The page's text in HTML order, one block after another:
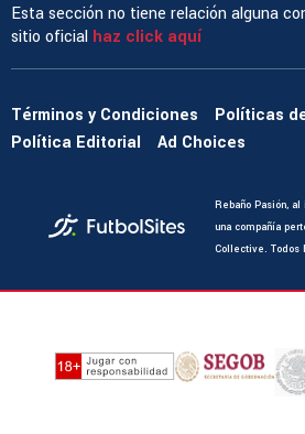
Esta sección no tiene relación alguna
sitio oficial haz click aquí
Términos y Condiciones
Políticas
Política Editorial
Ad Choices
Rebaño Pasión,
una compañía
Collective. Todos